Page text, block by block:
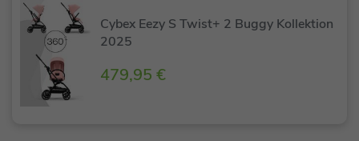
Cybex Eezy S Twist+ 2 Buggy Kollektion
2025
479,95 €